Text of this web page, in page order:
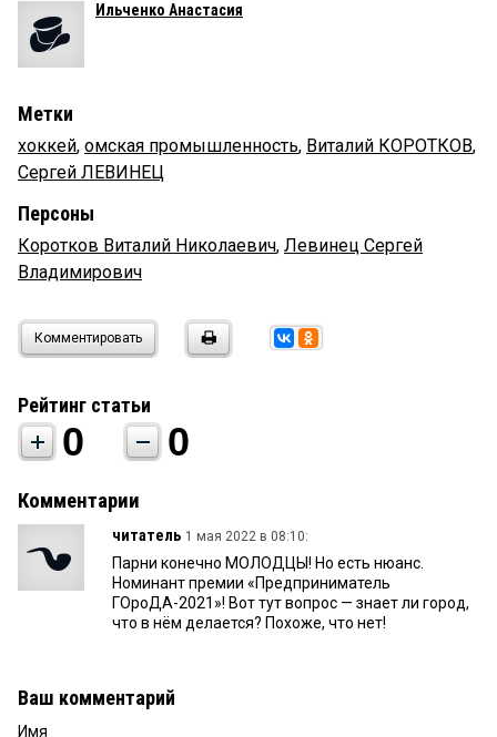
Ильченко Анастасия
Метки
хоккей, омская промышленность, Виталий КОРОТКОВ,
Сергей ЛЕВИНЕЦ
Персоны
Коротков Виталий Николаевич, Левинец Сергей
Владимирович
Комментировать
Рейтинг статьи
0 0
Комментарии
читатель 1 мая 2022 в 08:10:
Парни конечно МОЛОДЦЫ! Но есть нюанс.
Номинант премии «Предприниматель
ГОроДА-2021»! Вот тут вопрос — знает ли город,
что в нём делается? Похоже, что нет!
Ваш комментарий
Имя